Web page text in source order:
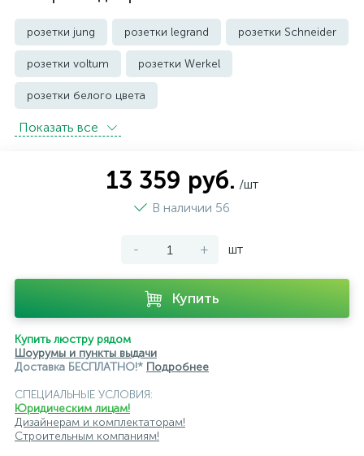
розетки jung розетки legrand розетки Schneider
розетки voltum розетки Werkel
розетки белого цвета
розетки с защитой от влаги IP44 и выше
Показать всe
13 359 руб. /шт
В наличии 56
- + шт
Купить
Купить люстру рядом
Шоурумы и пункты выдачи
Доставка БЕСПЛАТНО!* Подробнее
СПЕЦИАЛЬНЫЕ УСЛОВИЯ:
Юридическим лицам!
Дизайнерам и комплектаторам!
Строительным компаниям!